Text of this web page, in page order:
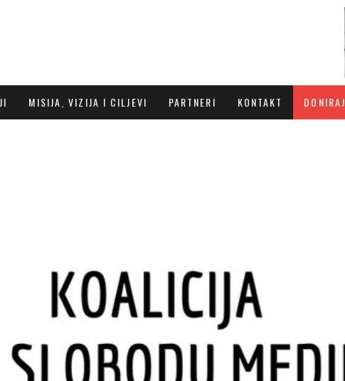
MISIJA, VIZIJA I CILJEVI PARTNERI KONTAKT DONIRAJ